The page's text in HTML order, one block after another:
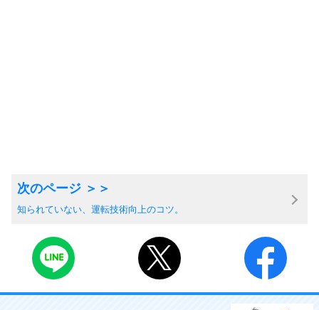
知られていない、運転技術向上のコツ。